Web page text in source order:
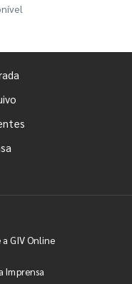
a GIV Online
Imprensa